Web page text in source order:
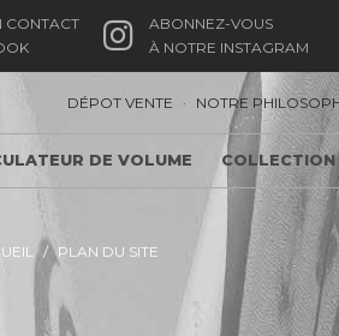
CONTACT
ABONNEZ-VOUS
À NOTRE INSTAGRAM
DÉPOT VENTE NOTRE
DE VOLUME
PLAN DU SITE